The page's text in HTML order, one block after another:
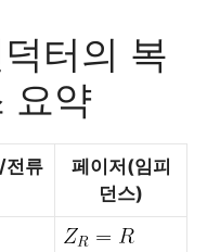
터의 복
요약
전류
페이저(임피
던스)